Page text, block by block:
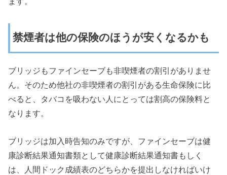
禁煙者は他の保険のほうが安くなるかも
ブリッジもファインセーブも非喫煙者の割引がありませ
ん。そのため他社の非喫煙者の割引がある生命保険に比
べると、タバコを吸わない人にとっては割高の保険料と
なります。
ブリッジは加入時告知のみですが、ファインセーブは健
康診断結果通知書類として健康診断結果通知書もしく
は、人間ドック成績表のどちらかを提出しなければいけ